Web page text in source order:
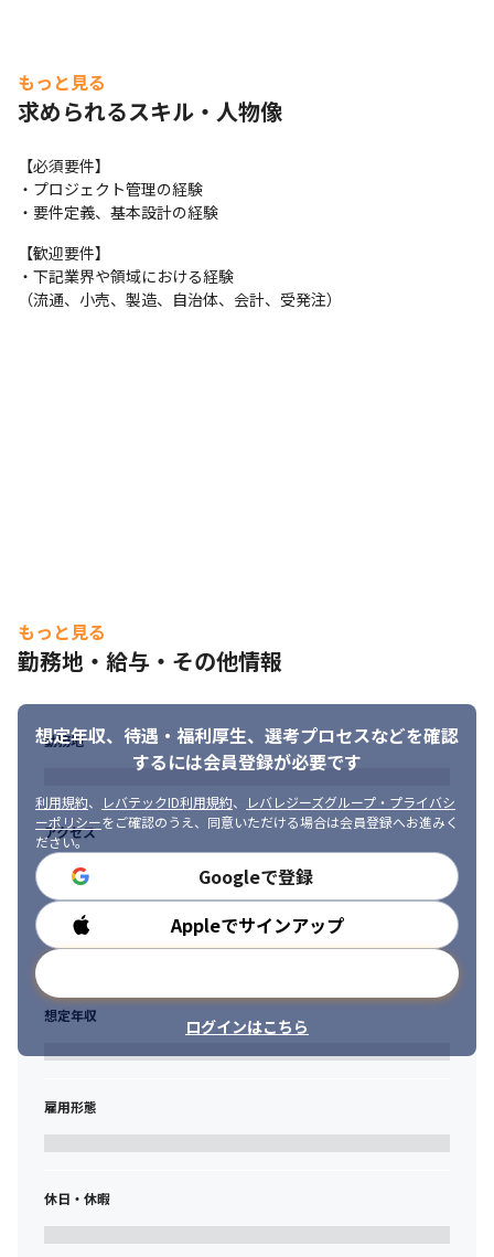
もっと見る
求められるスキル・人物像
【必須要件】
・プロジェクト管理の経験
・要件定義、基本設計の経験
【歓迎要件】
・下記業界や領域における経験
（流通、小売、製造、自治体、会計、受発注）
もっと見る
勤務地・給与・その他情報
想定年収、待遇・福利厚生、 選考プロセスなどを確認
するには会員登録が必要です
利用規約、 レバテックID利用規約、
レバレジーズグループ・プライバシ
ーポリシーをご確認のうえ、同意いただける場合は会員登録へお進みく
ださい。
Googleで登録
Appleでサインアップ
ログインはこちら
勤務地
アクセス
勤務時間
想定年収
雇用形態
休日・休暇